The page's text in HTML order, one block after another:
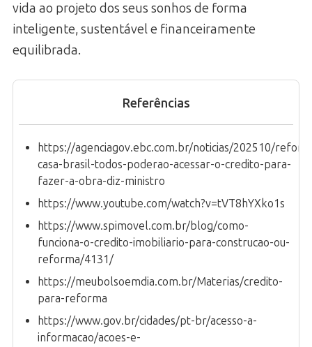
vida ao projeto dos seus sonhos de forma
inteligente, sustentável e financeiramente
equilibrada.
Referências
https://agenciagov.ebc.com.br/noticias/202510/
casa-brasil-todos-poderao-acessar-o-credito-para-
fazer-a-obra-diz-ministro
https://www.youtube.com/watch?v=tVT8hYXko1s
https://www.spimovel.com.br/blog/como-
funciona-o-credito-imobiliario-para-construcao-ou-
reforma/4131/
https://meubolsoemdia.com.br/Materias/credito-
para-reforma
https://www.gov.br/cidades/pt-br/acesso-a-
informacao/acoes-e-